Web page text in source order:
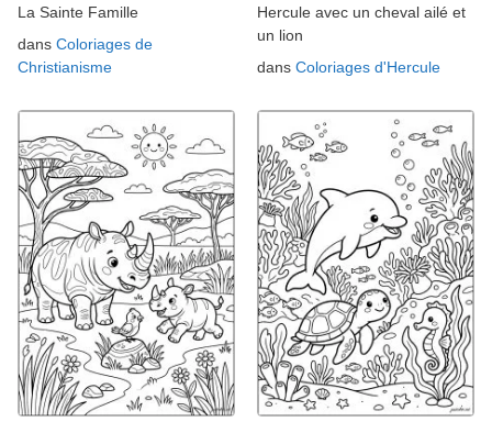
La Sainte Famille
dans Coloriages de
Christianisme
Hercule avec un cheval ailé et
un lion
dans Coloriages d'Hercule